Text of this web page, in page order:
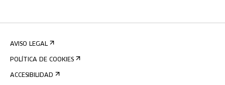
AVISO LEGAL
POLÍTICA DE COOKIES
ACCESIBILIDAD